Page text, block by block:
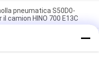
pneumatica S50D0-
camion HINO 700 E13C
44310-E0310 14714-
ZS FS E13C